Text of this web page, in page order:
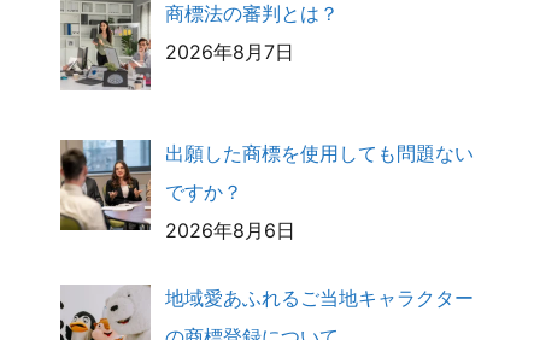
商標法の審判とは？
2026年8月7日
出願した商標を使用しても問題ない
ですか？
2026年8月6日
地域愛あふれるご当地キャラクター